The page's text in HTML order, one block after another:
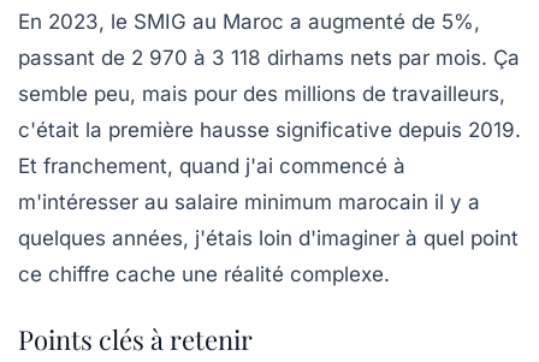
En 2023, le SMIG au Maroc a augmenté de 5%,
passant de 2 970 à 3 118 dirhams nets par mois. Ça
semble peu, mais pour des millions de travailleurs,
c'était la première hausse significative depuis 2019.
Et franchement, quand j'ai commencé à
m'intéresser au salaire minimum marocain il y a
quelques années, j'étais loin d'imaginer à quel point
ce chiffre cache une réalité complexe.
Points clés à retenir